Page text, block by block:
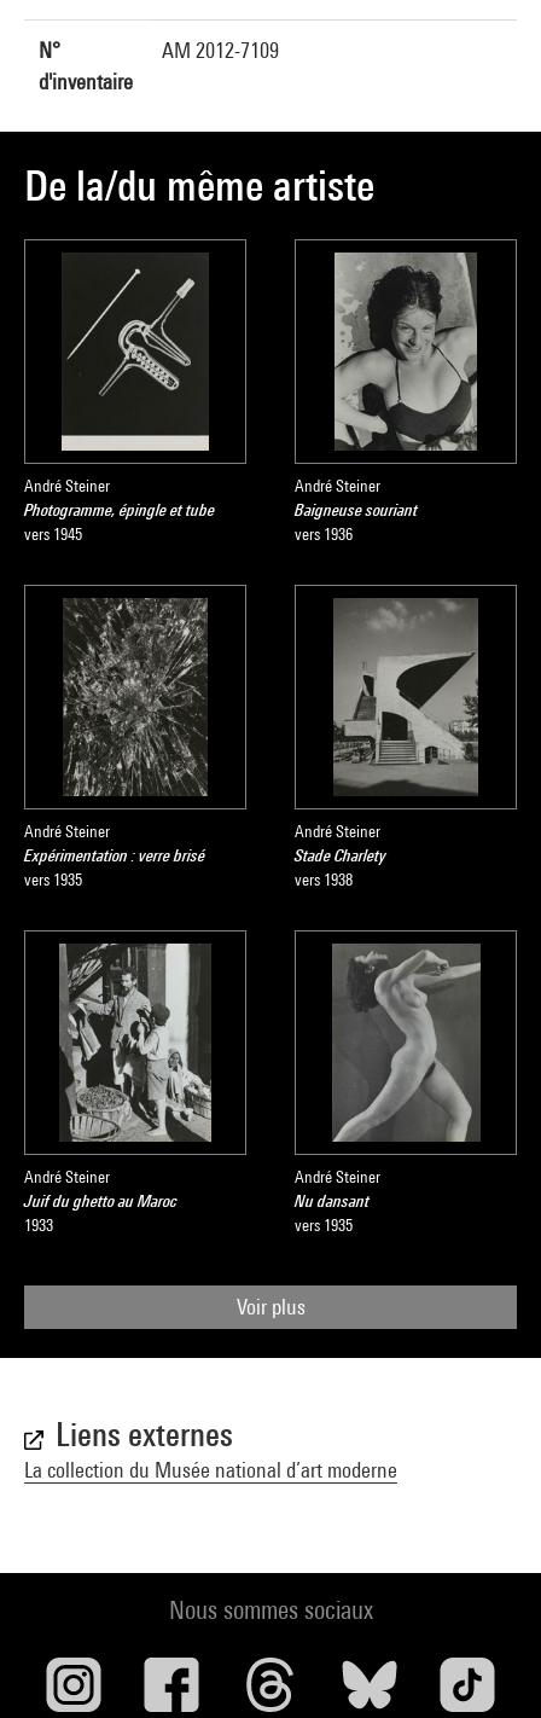
N°
d'inventaire
AM 2012-7109
De la/du même artiste
André Steiner
Photogramme, épingle et tube
vers 1945
André Steiner
Baigneuse souriant
vers 1936
André Steiner
Expérimentation : verre brisé
vers 1935
André Steiner
Stade Charlety
vers 1938
André Steiner
Juif du ghetto au Maroc
1933
André Steiner
Nu dansant
vers 1935
Voir plus
Liens externes
La collection du Musée national d’art moderne
Nous sommes sociaux